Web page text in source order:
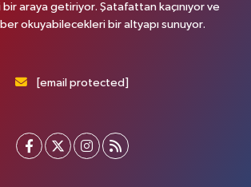
araya getiriyor. Şatafattan kaçınıyor ve
okuyabilecekleri bir altyapı sunuyor.
[email protected]